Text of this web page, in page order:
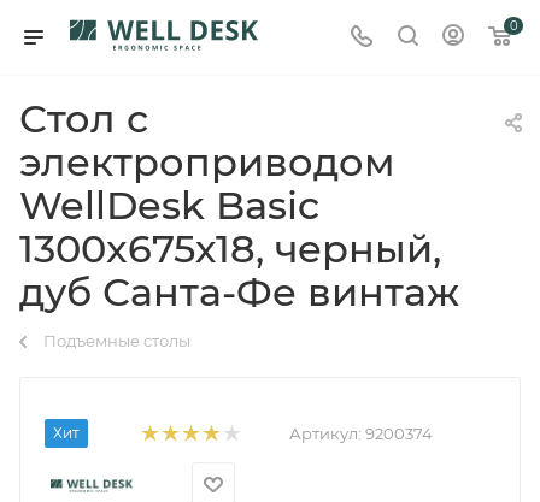
0
Стол с
электроприводом
WellDesk Basic
1300x675х18, черный,
дуб Санта-Фе винтаж
Подъемные столы
Хит Артикул: 9200374